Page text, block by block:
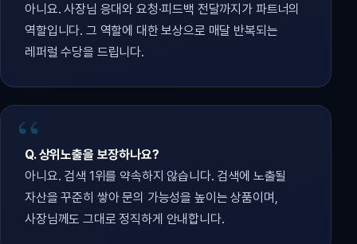
아니요. 사장님 응대와 요청·피드백 전달까지가 파트너의
역할입니다. 그 역할에 대한 보상으로 매달 반복되는
레퍼럴 수당을 드립니다.
Q. 상위노출을 보장하나요?
아니요. 검색 1위를 약속하지 않습니다. 검색에 노출될
자산을 꾸준히 쌓아 문의 가능성을 높이는 상품이며,
사장님께도 그대로 정직하게 안내합니다.